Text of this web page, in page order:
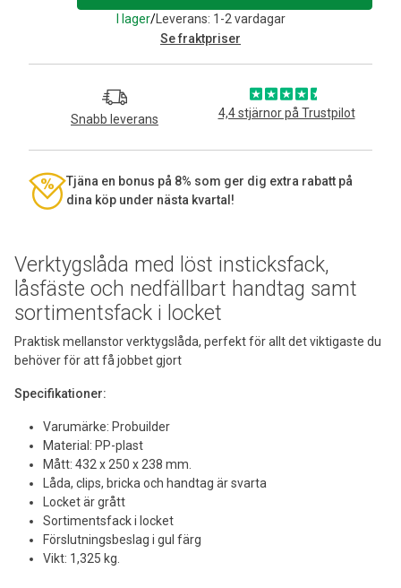
Verktygslåda med löst insticksfack,
låsfäste och nedfällbart handtag samt
sortimentsfack i locket
Praktisk mellanstor verktygslåda, perfekt för allt det viktigaste du
behöver för att få jobbet gjort
Specifikationer:
Varumärke: Probuilder
Material: PP-plast
Mått: 432 x 250 x 238 mm.
Låda, clips, bricka och handtag är svarta
Locket är grått
Sortimentsfack i locket
Förslutningsbeslag i gul färg
Vikt: 1,325 kg.
I lager/Leverans: 1-2 vardagar
Se fraktpriser
Snabb leverans 4,4 stjärnor på Trustpilot
Tjäna en bonus på 8% som ger dig extra rabatt på
dina köp under nästa kvartal!